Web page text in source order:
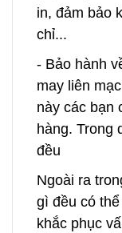
in, đảm bảo
chỉ...
- Bảo hành
may liên
này các bạn
hàng. Trong
đều
Ngoài ra
gì đều có
khắc phục